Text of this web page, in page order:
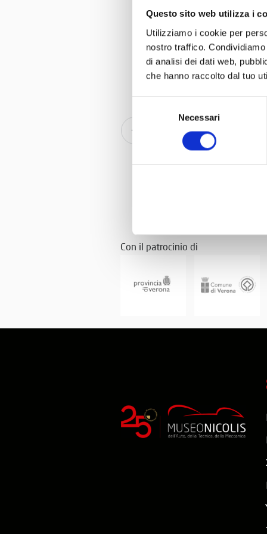
Questo sito web utilizza i
Utilizziamo i cookie per
nostro traffico.
di analisi dei dati web,
che hanno raccolto dal tuo
consenso
Necessari
Gran
Con il patrocinio di